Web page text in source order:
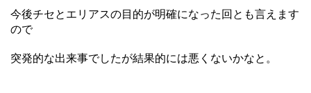
今後チセとエリアスの目的が明確になった回とも言えます
ので
突発的な出来事でしたが結果的には悪くないかなと。